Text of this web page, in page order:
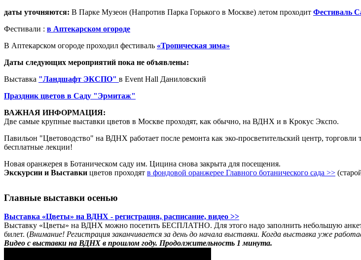
даты уточняются: В Парке Музеон (Напротив Парка Горького в Москве) летом проходит Фестиваль
Фестивали : в Аптекарском огороде
В Аптекарском огороде проходил фестиваль «Тропическая зима»
Даты следующих мероприятий пока не объявлены:
Выставка "Ландшафт ЭКСПО" в Event Hall Даниловский
Праздник цветов в Саду "Эрмитаж"
ВАЖНАЯ ИНФОРМАЦИЯ:
Две самые крупные выставки цветов в Москве проходят, как обычно, на ВДНХ и в Крокус Экспо.
Павильон "Цветоводство" на ВДНХ работает после ремонта как эко-просветительский центр, торговли
бесплатные лекции!
Новая оранжерея в Ботаническом саду им. Цицина снова закрыта для посещения.
Экскурсии и Выставки цветов проходят в фондовой оранжерее Главного ботанического сада >>
Главные выставки осенью
Выставка «Цветы» на ВДНХ - регистрация, расписание, видео >>
Выставку «Цветы» на ВДНХ можно посетить БЕСПЛАТНО. Для этого надо заполнить небольшую
билет. (Внимание! Регистрация заканчивается за день до начала выставки. Когда выставка уже
Видео с выставки на ВДНХ в прошлом году. Продолжительность 1 минута.